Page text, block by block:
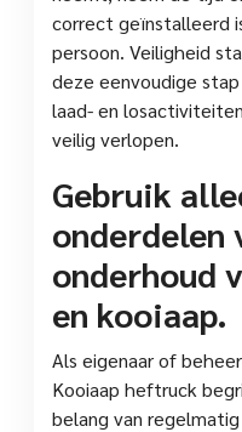
correct geïnstalleerd
persoon. Veiligheid
deze eenvoudige
laad- en
veilig verlopen.
Gebruik
onderdelen
onderhoud
en kooiaap.
Als eigenaar of
Kooiaap heftruck
belang van